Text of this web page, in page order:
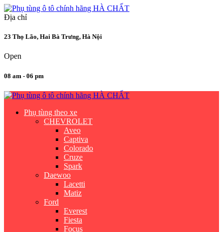
Địa chỉ
23 Thọ Lão, Hai Bà Trưng, Hà Nội
Open
08 am - 06 pm
Phụ tùng theo xe
CHEVROLET
Aveo
Captiva
Colorado
Cruze
Spark
Daewoo
Lacetti
Matiz
Ford
Everest
Fiesta
Focus